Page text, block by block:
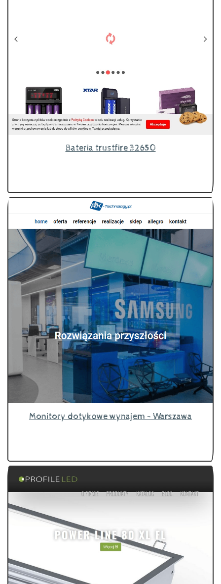
Bateria trustfire 32650
Monitory dotykowe wynajem - Warszawa